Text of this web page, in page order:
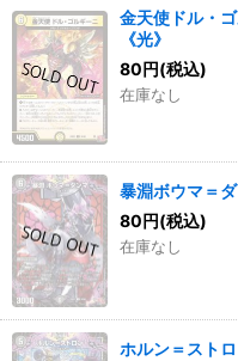
金天使ドル・
《光》
80円(税込)
在庫なし
暴淵ボウマ＝
80円(税込)
在庫なし
ホルン＝スト